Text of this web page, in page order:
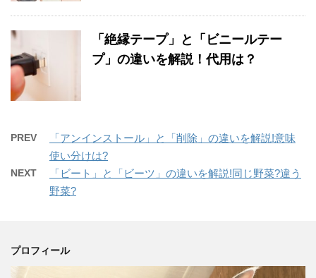
「絶縁テープ」と「ビニールテー
プ」の違いを解説！代用は？
PREV
「アンインストール」と「削除」の違いを解説!意味
使い分けは?
NEXT
「ビート」と「ビーツ」の違いを解説!同じ野菜?違う
野菜?
プロフィール